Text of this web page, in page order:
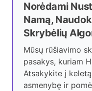
Norėdami
Namą,
Skrybėlių
Mūsų rūšiavimo
pasakys, kuriam
Atsakykite į
asmenybę ir